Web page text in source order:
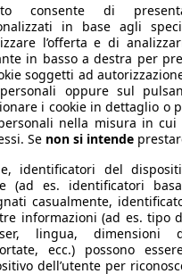
consente di
in base agli
l’offerta e di
in basso a destra per
soggetti ad
oppure sul
i cookie in dettaglio o
nella misura in
Se non si intende
identificatori del
(ad es. identificatori
casualmente,
informazioni (ad es. tipo
lingua, dimensioni
ecc.) possono
dell’utente per